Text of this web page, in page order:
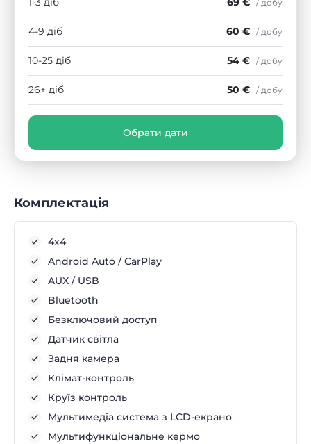
/ добу
4-9 діб 60 € / добу
10-25 діб 54 € / добу
26+ діб 50 € / добу
Обрати дати
Комплектація
4x4
Android Auto / CarPlay
AUX / USB
Bluetooth
Безключовий доступ
Датчик світла
Задня камера
Клімат-контроль
Круїз контроль
Мультимедіа система з LCD-екрано
Мультифункціональне кермо